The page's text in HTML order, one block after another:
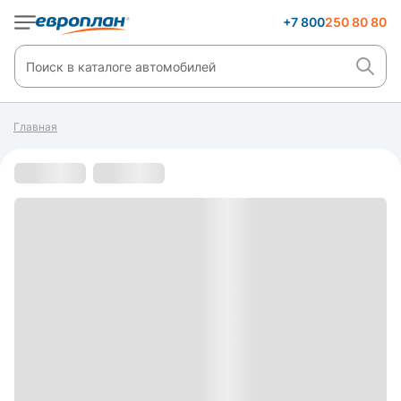
+7 800250 80 80
Главная